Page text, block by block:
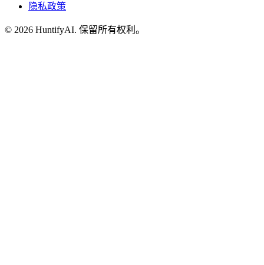
隐私政策
© 2026 HuntifyAI. 保留所有权利。